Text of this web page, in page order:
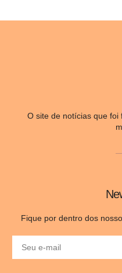
Fique por dentro dos
O site de notícias que foi